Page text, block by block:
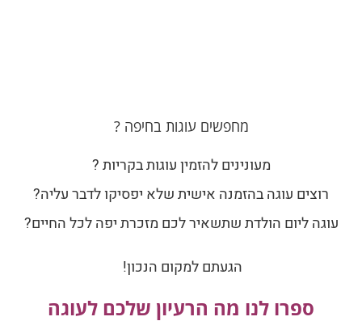
מחפשים עוגות בחיפה ?
מעונינים להזמין עוגות בקריות ?
רוצים עוגה בהזמנה אישית שלא יפסיקו לדבר עליה?
עוגה ליום הולדת שתשאיר לכם מזכרת יפה לכל החיים?
הגעתם למקום הנכון!
ספרו לנו מה הרעיון שלכם לעוגה